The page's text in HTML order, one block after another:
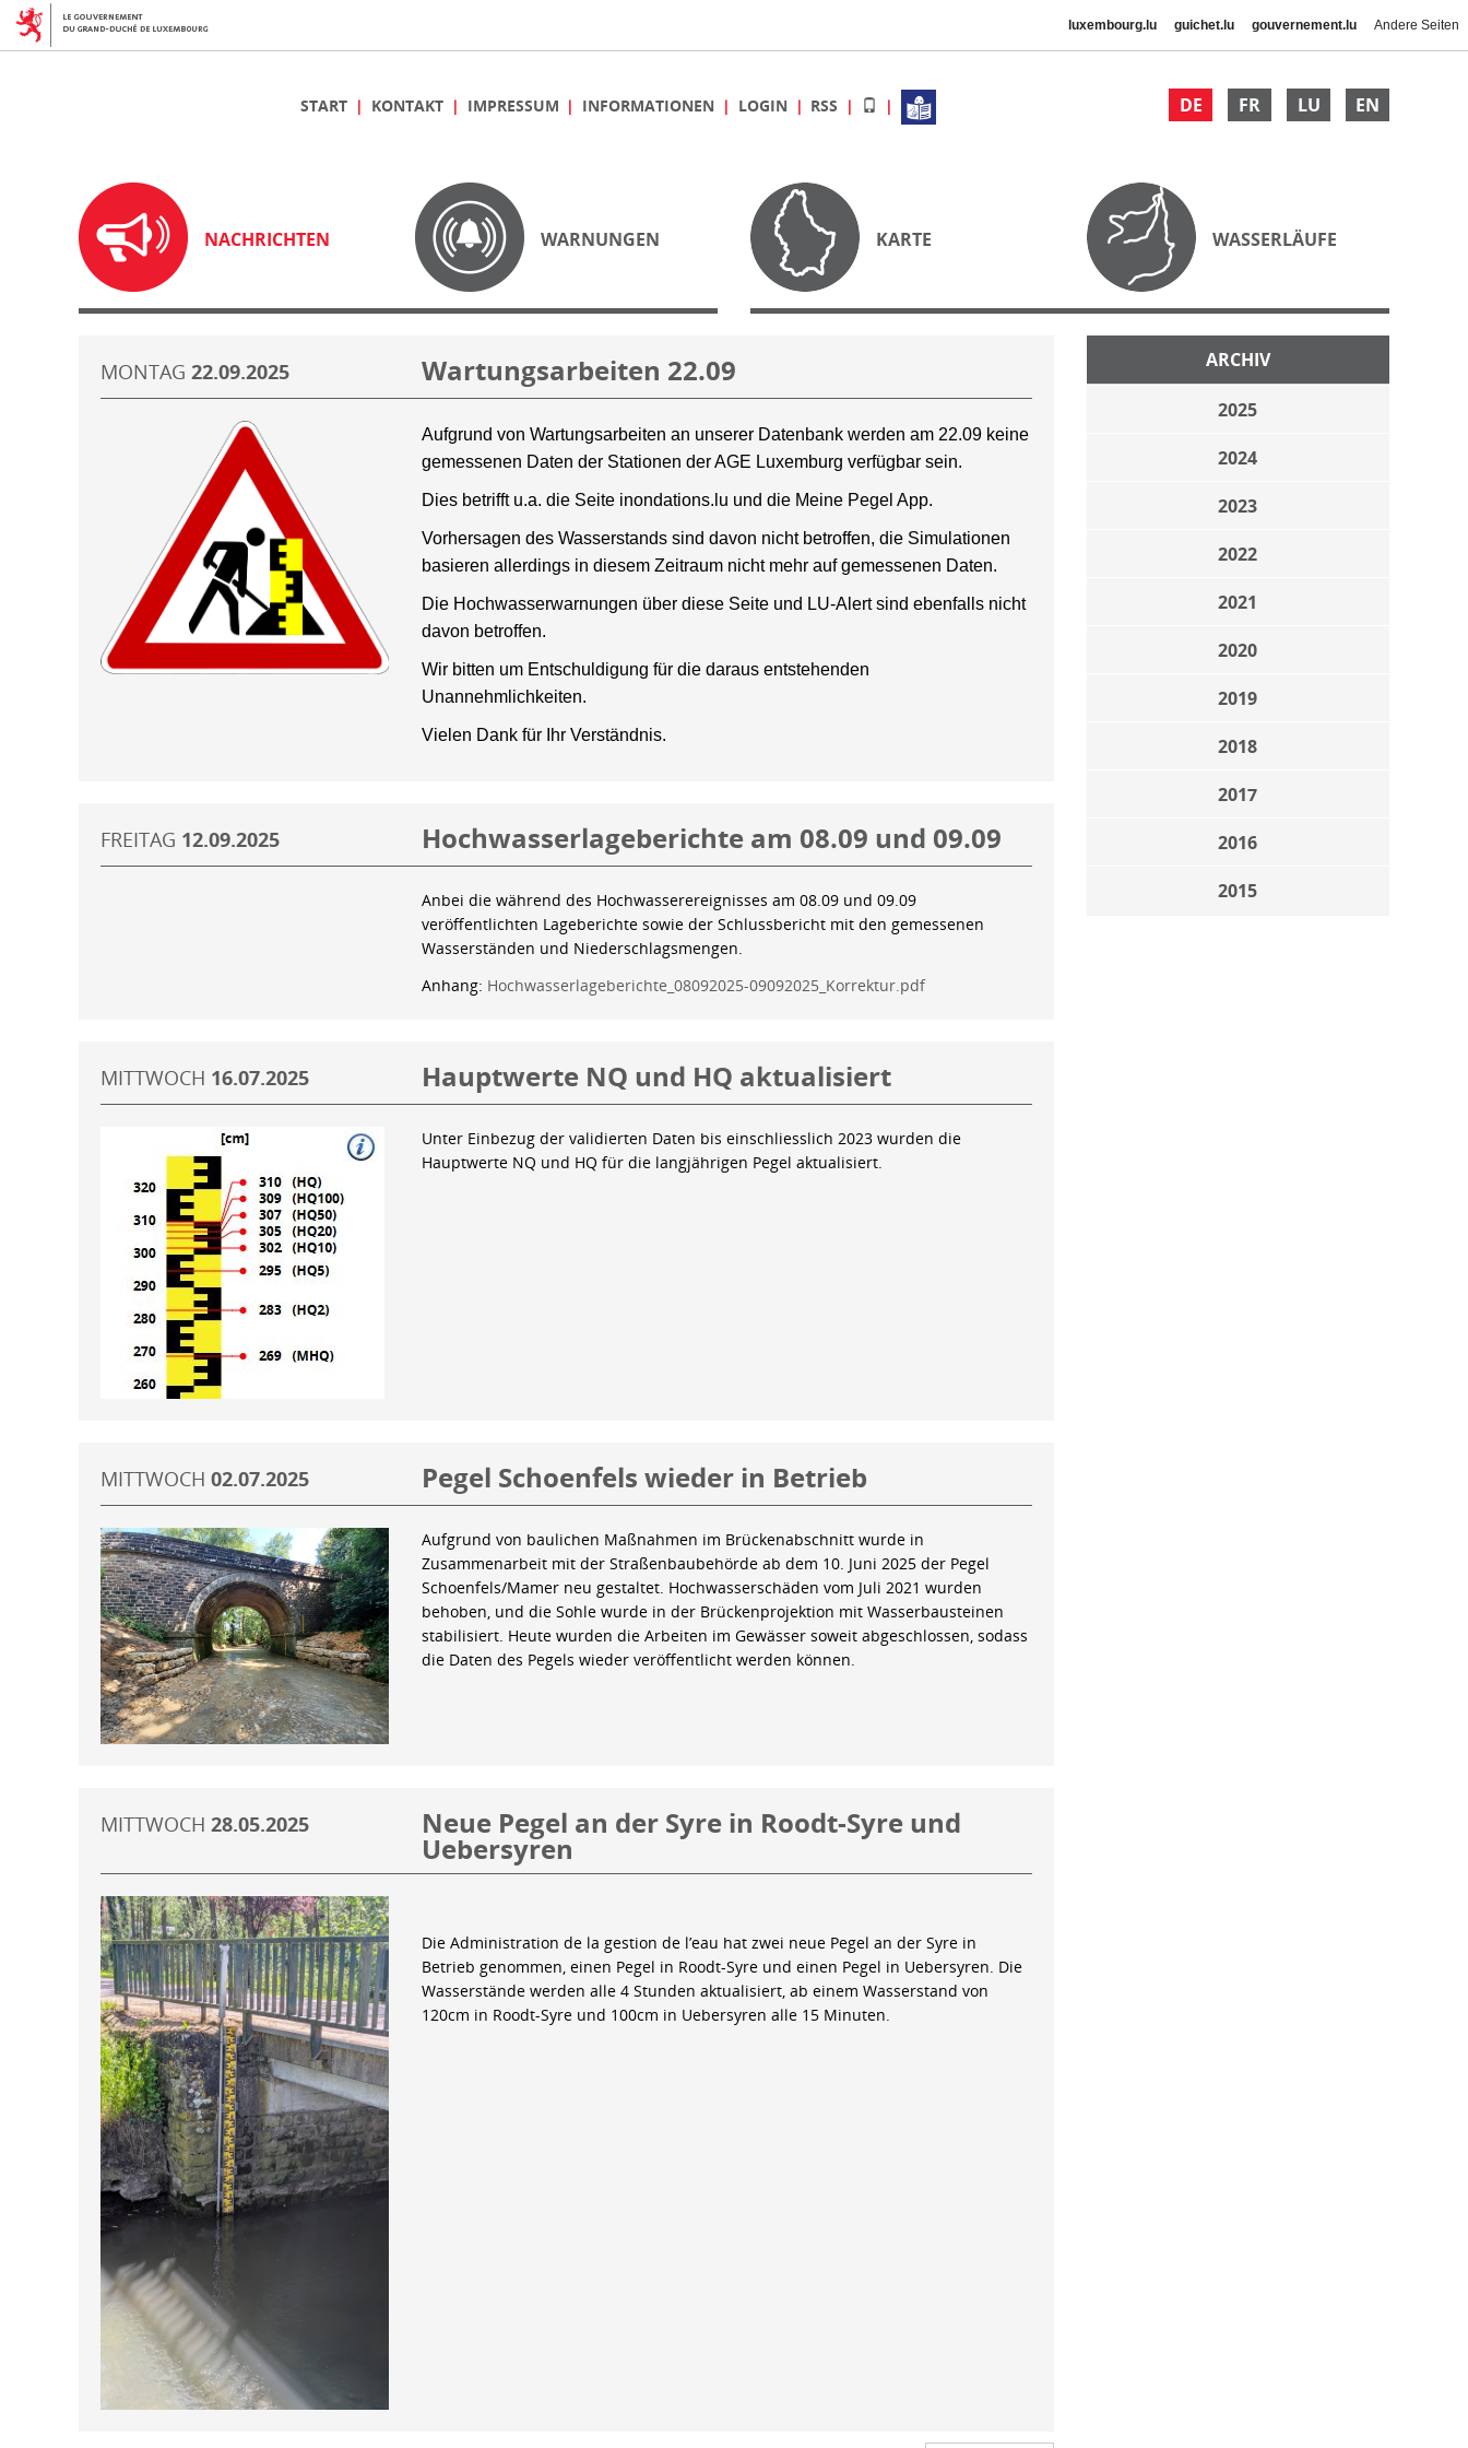
luxembourg.lu guichet.lu gouvernement.lu Andere Seiten
DE FR LU EN
START KONTAKT IMPRESSUM INFORMATIONEN LOGIN RSS
NACHRICHTEN WARNUNGEN KARTE WASSERLÄUFE
ARCHIV
2025
2024
2023
2022
2021
2020
2019
2018
2017
2016
2015
MONTAG 22.09.2025 Wartungsarbeiten 22.09
Aufgrund von Wartungsarbeiten an unserer Datenbank werden am 22.09 keine
gemessenen Daten der Stationen der AGE Luxemburg verfügbar sein.
Dies betrifft u.a. die Seite inondations.lu und die Meine Pegel App.
Vorhersagen des Wasserstands sind davon nicht betroffen, die Simulationen
basieren allerdings in diesem Zeitraum nicht mehr auf gemessenen Daten.
Die Hochwasserwarnungen über diese Seite und LU-Alert sind ebenfalls nicht
davon betroffen.
Wir bitten um Entschuldigung für die daraus entstehenden
Unannehmlichkeiten.
Vielen Dank für Ihr Verständnis.
FREITAG 12.09.2025 Hochwasserlageberichte am 08.09 und 09.09
Anbei die während des Hochwasserereignisses am 08.09 und 09.09
veröffentlichten Lageberichte sowie der Schlussbericht mit den gemessenen
Wasserständen und Niederschlagsmengen.
Anhang: Hochwasserlageberichte_08092025-09092025_Korrektur.pdf
MITTWOCH 16.07.2025 Hauptwerte NQ und HQ aktualisiert
Unter Einbezug der validierten Daten bis einschliesslich 2023 wurden die
Hauptwerte NQ und HQ für die langjährigen Pegel aktualisiert.
MITTWOCH 02.07.2025 Pegel Schoenfels wieder in Betrieb
Aufgrund von baulichen Maßnahmen im Brückenabschnitt wurde in
Zusammenarbeit mit der Straßenbaubehörde ab dem 10. Juni 2025 der Pegel
Schoenfels/Mamer neu gestaltet. Hochwasserschäden vom Juli 2021 wurden
behoben, und die Sohle wurde in der Brückenprojektion mit Wasserbausteinen
stabilisiert. Heute wurden die Arbeiten im Gewässer soweit abgeschlossen, sodass
die Daten des Pegels wieder veröffentlicht werden können.
MITTWOCH 28.05.2025 Neue Pegel an der Syre in Roodt-Syre und
Uebersyren
Die Administration de la gestion de l’eau hat zwei neue Pegel an der Syre in
Betrieb genommen, einen Pegel in Roodt-Syre und einen Pegel in Uebersyren. Die
Wasserstände werden alle 4 Stunden aktualisiert, ab einem Wasserstand von
120cm in Roodt-Syre und 100cm in Uebersyren alle 15 Minuten.